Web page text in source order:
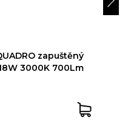
zapuštěný
3000K 700Lm